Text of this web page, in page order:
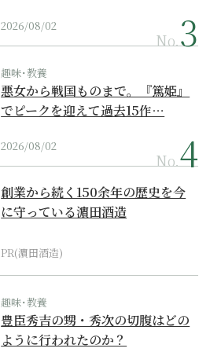
2026/08/02
No.
趣味･教養
悪女から戦国ものまで。『篤姫』
でピークを迎えて過去15作…
2026/08/02
No.
創業から続く150余年の歴史を今
に守っている濵田酒造
PR(濵田酒造)
趣味･教養
豊臣秀吉の甥・秀次の切腹はどの
ように行われたのか？